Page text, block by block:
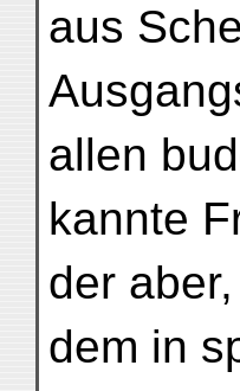
aus
allen
kannte
der
dem in